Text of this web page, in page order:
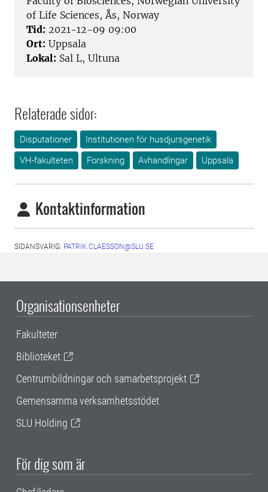
of Life Sciences, Ås, Norway
Tid: 2021-12-09 09:00
Ort: Uppsala
Lokal: Sal L, Ultuna
Relaterade sidor:
Disputationer
Institutionen för husdjursgenetik
VH-fakulteten
Forskning Avhandlingar Uppsala
Kontaktinformation
SIDANSVARIG: PATRIK.CLAESSON@SLU.SE
Organisationsenheter
Fakulteter
Biblioteket
Centrumbildningar och samarbetsprojekt
Gemensamma verksamhetsstödet
SLU Holding
För dig som är